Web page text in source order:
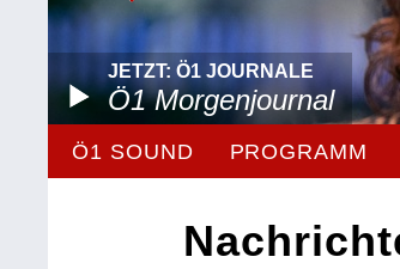
JETZT: Ö1 JOURNALE
Ö1 Morgenjournal
Ö1 SOUND PROGRAMM